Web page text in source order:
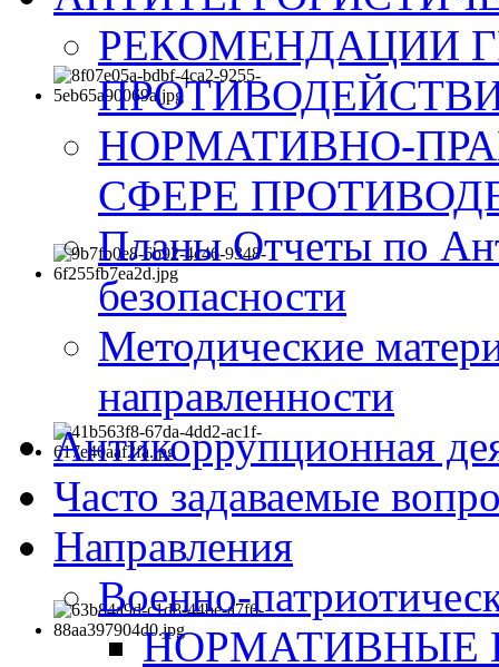
РЕКОМЕНДАЦИИ
НОРМАТИВНО-
СФЕРЕ
Планы Отчеты по
безопасности
Методические
направленности
Антикоррупционная
Часто задаваемые
Направления
Военно-
НОРМАТИВНЫЕ